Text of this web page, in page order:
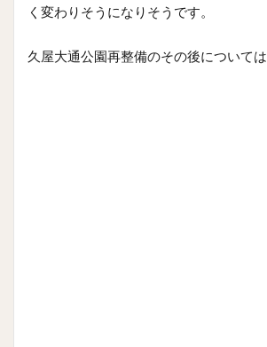
く変わりそうになりそうです。
久屋大通公園再整備のその後については